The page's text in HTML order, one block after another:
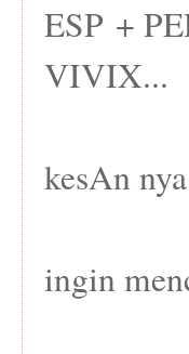
ESP +
VIVIX...
kesAn
ingin